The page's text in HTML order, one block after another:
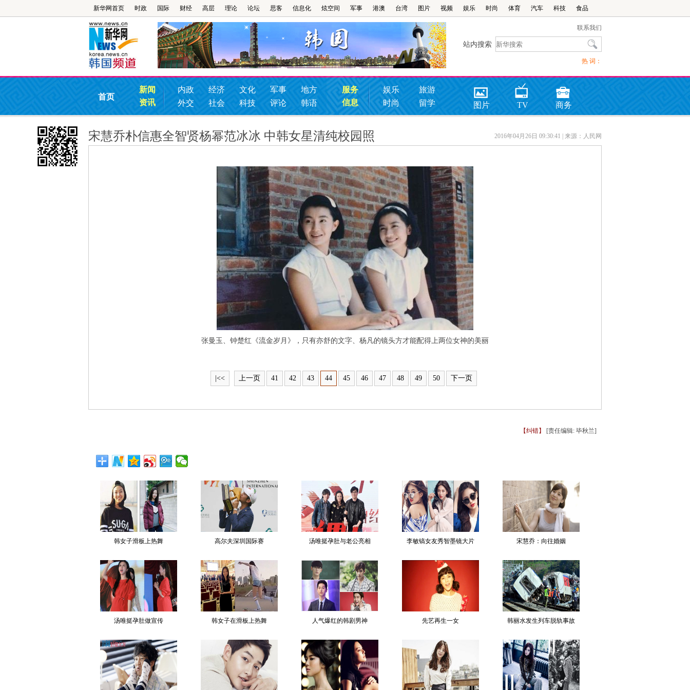
新华网首页 时政 国际 财经 高层 理论 论坛 思客 信息化 炫空间 军事 港澳 台湾 图片 视频 娱乐 时尚 体育 汽车 科技 食品
联系我们
站内搜索
热 词：
首页
新闻
资讯
内政 经济 文化 军事
地方
外交
社会 科技 评论 韩语
服务
信息
娱乐
旅游
时尚
留学 图片 TV 商务
宋慧乔朴信惠全智贤杨幂范冰冰 中韩女星清纯校园照 2016年04月26日 09:30:41 | 来源：人民网
张曼玉、钟楚红《流金岁月》，只有亦舒的文字、杨凡的镜头方才能配得上两位女神的美丽
|<< 上一页 41 42 43 44 45 46 47 48 49 50 下一页
【纠错】 [责任编辑: 毕秋兰]
韩女子滑板上热舞 高尔夫深圳国际赛 汤唯挺孕肚与老公亮相 李敏镐女友秀智墨镜大片 宋慧乔：向往婚姻
汤唯挺孕肚做宣传 韩女子在滑板上热舞 人气爆红的韩剧男神 先艺再生一女 韩丽水发生列车脱轨事故